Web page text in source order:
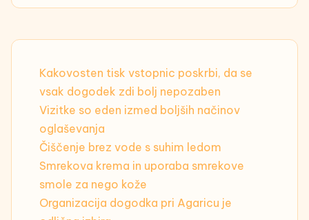
Kakovosten tisk vstopnic poskrbi, da se
vsak dogodek zdi bolj nepozaben
Vizitke so eden izmed boljših načinov
oglaševanja
Čiščenje brez vode s suhim ledom
Smrekova krema in uporaba smrekove
smole za nego kože
Organizacija dogodka pri Agaricu je